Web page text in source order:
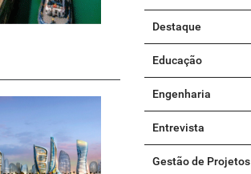
Destaque
Educação
Engenharia
Entrevista
Gestão de Projetos